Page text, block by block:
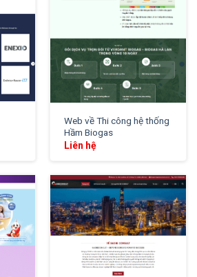
Web về Thi công hệ thống
Hầm Biogas
Liên hệ